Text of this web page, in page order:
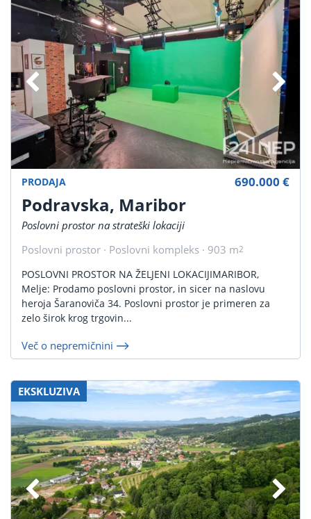
PRODAJA
Podravska, Maribor
Poslovni prostor na strateški lokaciji
Poslovni prostor · Poslovni kompleks · 903 m2
690.000 €
POSLOVNI PROSTOR NA ŽELJENI LOKACIJIMARIBOR,
Melje: Prodamo poslovni prostor, in sicer na naslovu
heroja Šaranoviča 34. Poslovni prostor je primeren za
zelo širok krog trgovin...
Več o nepremičnini
EKSKLUZIVA